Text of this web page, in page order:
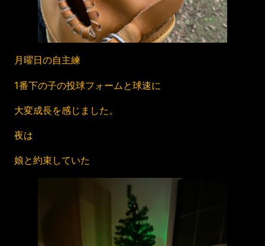
月曜日の自主練
1番下の子の投球フォームと球速に
大変成長を感じました。
夜は
娘と約束していた